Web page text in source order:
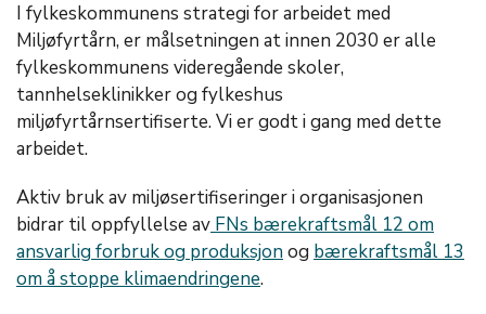
I fylkeskommunens strategi for arbeidet med
Miljøfyrtårn, er målsetningen at innen 2030 er alle
fylkeskommunens videregående skoler,
tannhelseklinikker og fylkeshus
miljøfyrtårnsertifiserte. Vi er godt i gang med dette
arbeidet.
Aktiv bruk av miljøsertifiseringer i organisasjonen
bidrar til oppfyllelse av FNs bærekraftsmål 12 om
ansvarlig forbruk og produksjonog bærekraftsmål 13
om å stoppe klimaendringene.